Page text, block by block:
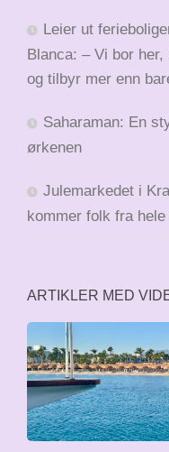
Leier ut
Blanca: – Vi bor
og tilbyr mer enn
Saharaman: En
ørkenen
Julemarkedet i
kommer folk fra hele
ARTIKLER MED